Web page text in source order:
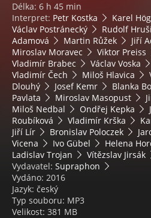
Délka: 6 h 45 min
Interpret: Petr Kostka Karel
Václav Postránecký
Rudolf
Adamová
Martin Růžek Jiří
Miroslav Moravec
Viktor Preiss
Vladimír Brabec
Václav Voska
Vladimír Čech
Miloš Hlavica
Dlouhý
Josef Kemr Blanka
Pavlata
Miroslav Masopust
Miloš Nedbal
Ondřej Kepka
Roubíková
Vladimír Krška
Jiří Lír
Bronislav Poloczek
Vicena
Ivo Gübel Helena
Ladislav Trojan
Vítězslav Jirsák
Vydavatel: Supraphon
Vydáno: 2016
Jazyk: český
Typ souboru: MP3
Velikost: 381 MB